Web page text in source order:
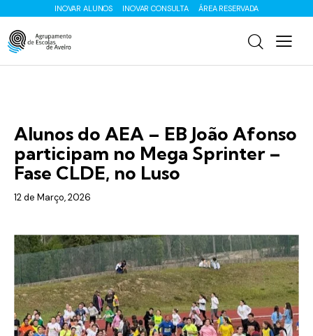
INOVAR ALUNOS INOVAR CONSULTA ÁREA RESERVADA
Alunos do AEA – EB João Afonso
participam no Mega Sprinter –
Fase CLDE, no Luso
12 de Março, 2026